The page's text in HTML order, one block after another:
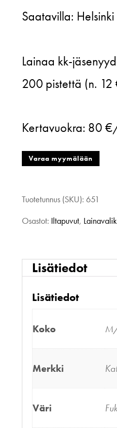
Saatavilla: Helsinki
Niskanen,
Calla
dress,
fuksia,
L
määrä
Lainaa kk-
200 pistettä (n.
Kertavuokra: 80
Varaa myymälään
Tuotetunnus (SKU): 651
Osastot: Iltapuvut,
Lisätiedot
Lisätiedot
Koko
Merkki
Väri